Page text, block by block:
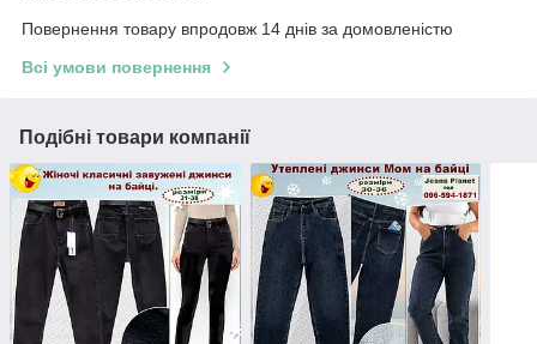
Повернення товару впродовж 14 днів за домовленістю
Всі умови повернення
Подібні товари компанії